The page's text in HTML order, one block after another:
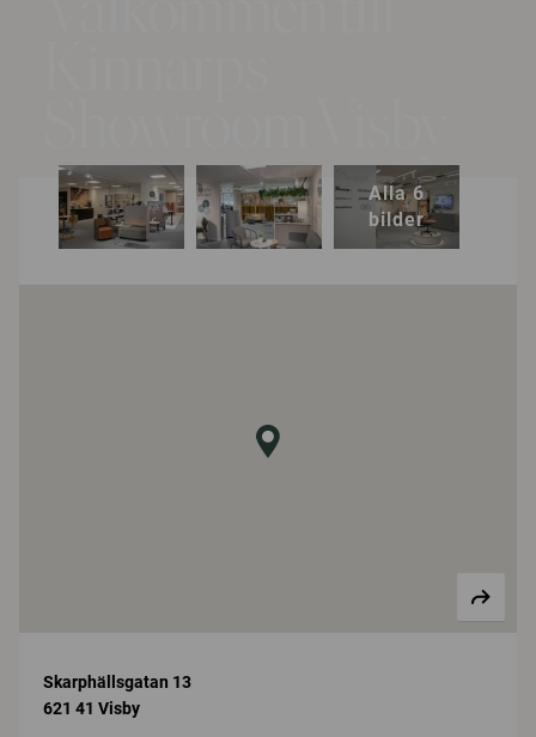
Alla 6
bilder
Skarphällsgatan 13
621 41 Visby